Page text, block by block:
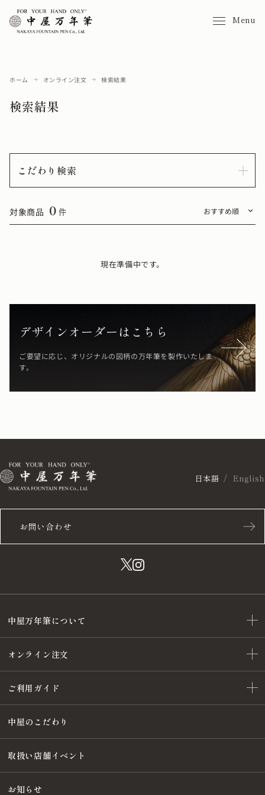
Menu
ホーム オンライン注文 検索結果
検索結果
こだわり検索
対象商品 0 件
現在準備中です。
デザインオーダーはこちら
ご要望に応じ、オリジナルの図柄の万年筆を製作いたしま
す。
お問い合わせ
日本語 English
中屋万年筆について
オンライン注文
ご利用ガイド
中屋のこだわり
取扱い店舗イベント
お知らせ